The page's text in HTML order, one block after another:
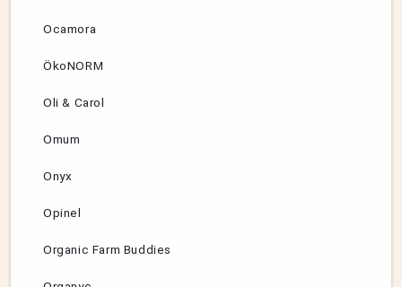
Ocamora
ÖkoNORM
Oli & Carol
Omum
Onyx
Opinel
Organic Farm Buddies